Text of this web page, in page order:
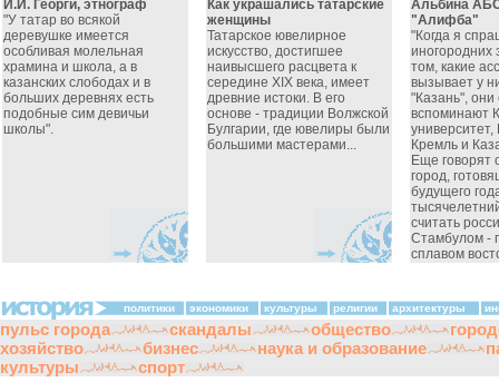
И.И. Георги, этнограф
"У татар во всякой
деревушке имеется
особливая молельная
храмина и школа, а в
казанских слободах и в
больших деревнях есть
подобные сим девичьи
школы".
Как украшались татарские
женщины
Татарское ювелирное
искусство, достигшее
наивысшего расцвета к
середине XIX века, имеет
древние истоки. В его
основе - традиции Волжской
Булгарии, где ювелиры были
большими мастерами...
Альбина
"Алифба"
"Когда я
иногородних
том, какие
вызывает у
"Казань",
вспоминают
университет,
Кремль и
Еще говорят
город,
будущего
считать
Стамбулом -
сплавом
политики экономики культуры религии архитектуры
пульс города скандалы общество
хозяйство
бизнес наука и образование
культуры
спорт